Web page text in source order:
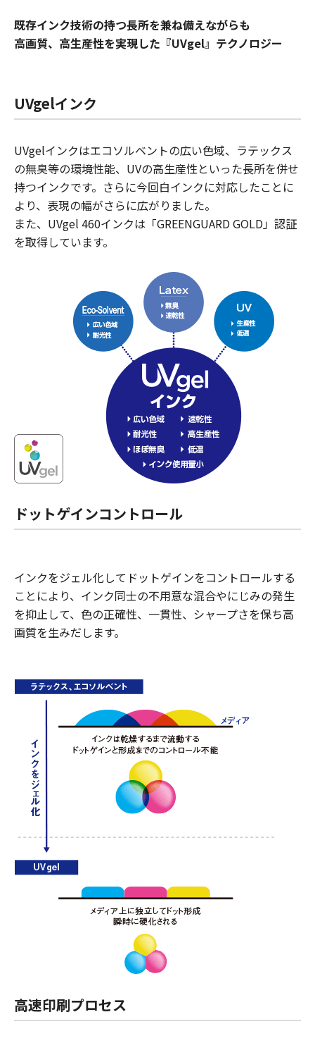
既存インク技術の持つ長所を兼ね備えながらも
高画質、高生産性を実現した『UVgel』テクノロジー
UVgelインク
UVgelインクはエコソルベントの広い色域、ラテックス
の無臭等の環境性能、UVの高生産性といった長所を併せ
持つインクです。さらに今回白インクに対応したことに
より、表現の幅がさらに広がりました。
また、UVgel 460インクは「GREENGUARD GOLD」認証
を取得しています。
ドットゲインコントロール
インクをジェル化してドットゲインをコントロールする
ことにより、インク同士の不用意な混合やにじみの発生
を抑止して、色の正確性、一貫性、シャープさを保ち高
画質を生みだします。
高速印刷プロセス